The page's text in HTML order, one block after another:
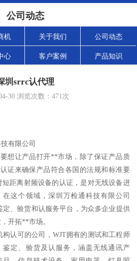
公司动态
机 关于我们 公司动态
心 客户案例 产品知识
圳srrc认代理
30浏览次数： 471次
有限公司
想让产品打开**市场，除了保证产品质
证来确保产品符合各国的法规和标准要
距离射频设备的认证，是对无线设备进
这个领域，深圳万检通科技有限公司
定、验货和认服务平台，为众多企业提供
开拓**市场。
构认可的公司，WJT拥有的测试和工程师
鉴定、验货及认服务，涵盖无线通讯产